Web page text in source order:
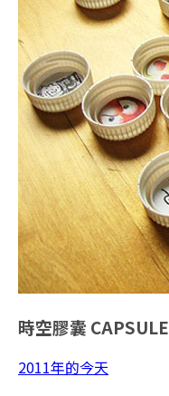
時空膠囊 CAPSULE
2011年的今天